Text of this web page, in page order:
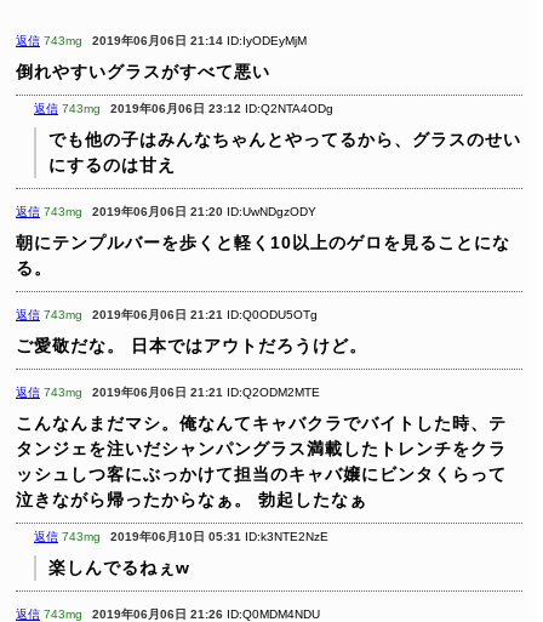
返信 743mg 2019年06月06日 21:14 ID:IyODEyMjM
倒れやすいグラスがすべて悪い
返信 743mg 2019年06月06日 23:12 ID:Q2NTA4ODg
でも他の子はみんなちゃんとやってるから、グラスのせい
にするのは甘え
返信 743mg 2019年06月06日 21:20 ID:UwNDgzODY
朝にテンプルバーを歩くと軽く10以上のゲロを見ることにな
る。
返信 743mg 2019年06月06日 21:21 ID:Q0ODU5OTg
ご愛敬だな。 日本ではアウトだろうけど。
返信 743mg 2019年06月06日 21:21 ID:Q2ODM2MTE
こんなんまだマシ。俺なんてキャバクラでバイトした時、テ
タンジェを注いだシャンパングラス満載したトレンチをクラ
ッシュしつ客にぶっかけて担当のキャバ嬢にビンタくらって
泣きながら帰ったからなぁ。
勃起したなぁ
返信 743mg 2019年06月10日 05:31 ID:k3NTE2NzE
楽しんでるねぇw
返信 743mg 2019年06月06日 21:26 ID:Q0MDM4NDU